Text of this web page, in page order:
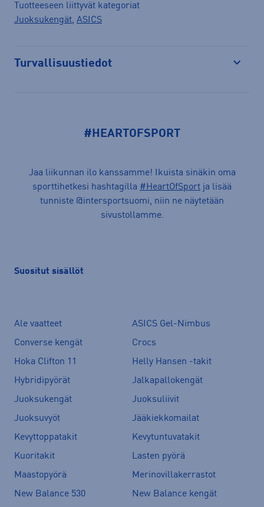
Tuotteeseen liittyvät kategoriat
Juoksukengät, ASICS
Turvallisuustiedot
#HEARTOFSPORT
Jaa liikunnan ilo kanssamme! Ikuista sinäkin oma
sporttihetkesi hashtagilla #HeartOfSport ja lisää
tunniste @intersportsuomi, niin ne näytetään
sivustollamme.
Suositut sisällöt
Ale vaatteet
ASICS Gel-Nimbus
Converse kengät
Crocs
Hoka Clifton 11
Helly Hansen -takit
Hybridipyörät
Jalkapallokengät
Juoksukengät
Juoksuliivit
Juoksuvyöt
Jääkiekkomailat
Kevyttoppatakit
Kevytuntuvatakit
Kuoritakit
Lasten pyörä
Maastopyörä
Merinovillakerrastot
New Balance 530
New Balance kengät